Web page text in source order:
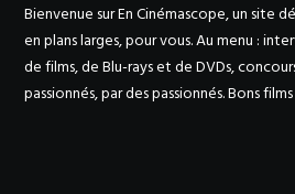
Bienvenue sur En Cinémascope, un site
en plans larges, pour vous. Au menu :
de films, de Blu-rays et de DVDs,
passionnés, par des passionnés. Bons films